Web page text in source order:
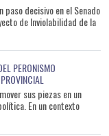
paso decisivo en el Senado
de Inviolabilidad de la
PERONISMO
sus piezas en un
En un contexto